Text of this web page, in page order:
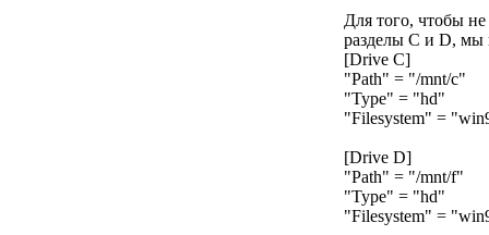
Для того, чтобы
разделы C и D,
[Drive C]
"Path" = "/mnt/c"
"Type" = "hd"
"Filesystem" =
[Drive D]
"Path" = "/mnt/f"
"Type" = "hd"
"Filesystem" =